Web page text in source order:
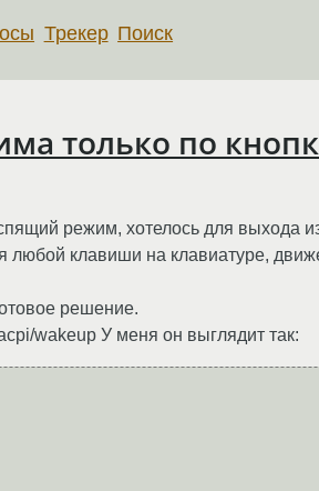
Трекер Поиск
только по
режим, хотелось для выхода
любой клавиши на клавиатуре,
решение.
wakeup У меня он выглядит так: